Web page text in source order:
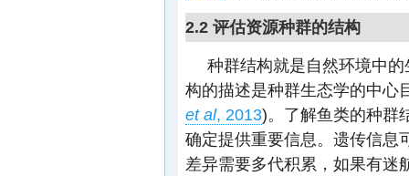
2.2 评估资源种群的结构
种群结构就是自然环境中
构的描述是种群生态学的中心
et al, 2013)。了解鱼类的种群
确定提供重要信息。遗传信息
差异需要多代积累，如果有迷